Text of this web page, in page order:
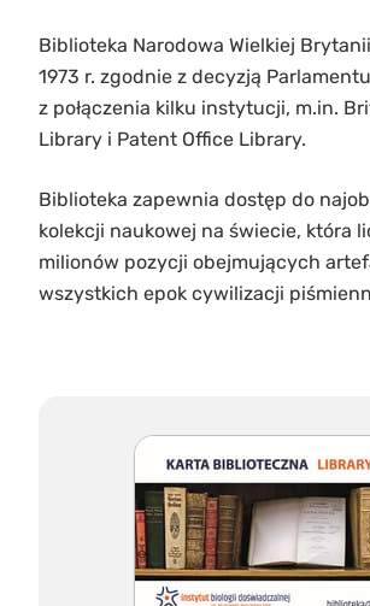
Biblioteka Narodowa Wielkiej
1973 r. zgodnie z decyzją
z połączenia kilku instytucji, m.in.
Library i Patent Office Library.
Biblioteka zapewnia dostęp do
kolekcji naukowej na świecie, która
milionów pozycji obejmujących
wszystkich epok cywilizacji